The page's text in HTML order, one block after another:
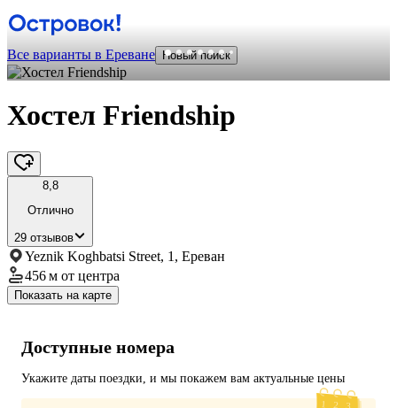
Все варианты в Ереване Новый поиск
Хостел Friendship
8,8
Отлично
29 отзывов
Yeznik Koghbatsi Street, 1, Ереван
456 м от центра
Показать на карте
Доступные номера
Укажите даты поездки, и мы покажем вам актуальные цены